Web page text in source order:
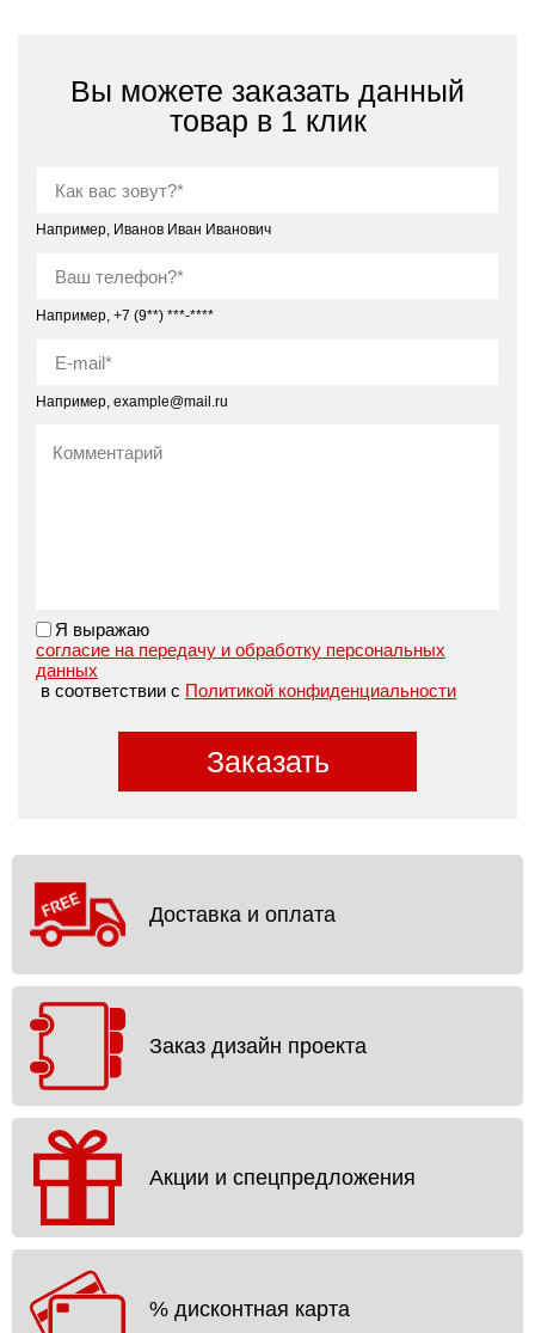
Вы можете заказать данный
товар в 1 клик
Например, Иванов Иван Иванович
Например, +7 (9**) ***-****
Например, example@mail.ru
Я выражаю
согласие на передачу и обработку персональных
данных
в соответствии с Политикой конфиденциальности
Заказать
Доставка и оплата
Заказ дизайн проекта
Акции и спецпредложения
% дисконтная карта